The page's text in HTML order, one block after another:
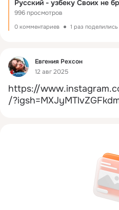
Русский - узбеку Своих не
996 просмотров
0 комментариев 1 раз поделились
Фид
Евгения Рехсон
12 авг 2025
https://
/